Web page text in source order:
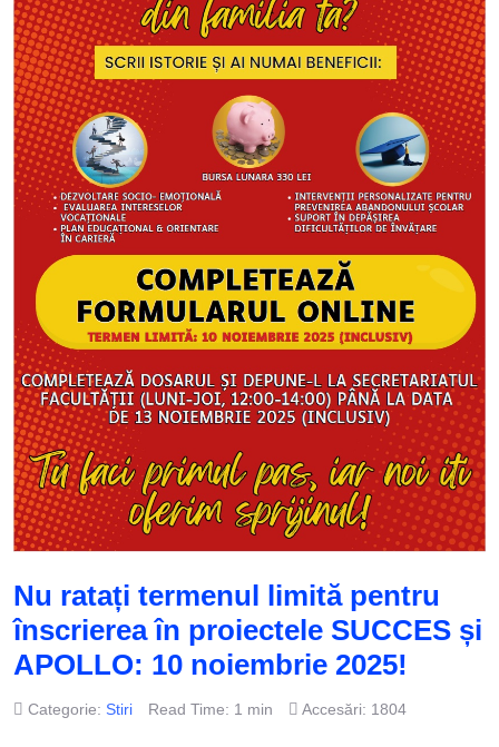
Nu ratați termenul limită pentru
înscrierea în proiectele SUCCES și
APOLLO: 10 noiembrie 2025!
Categorie: Stiri Read Time: 1 min Accesări: 1804